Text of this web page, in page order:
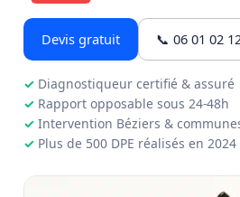
Devis gratuit 📞 06 01 02
Diagnostiqueur certifié & assuré
Rapport opposable sous 24-48h
Intervention Béziers &
Plus de 500 DPE réalisés en 2024